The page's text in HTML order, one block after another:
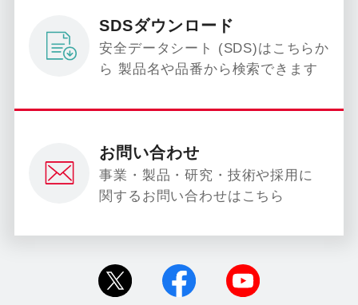
SDSダウンロード
安全データシート (SDS)はこちらか
ら 製品名や品番から検索できます
お問い合わせ
事業・製品・研究・技術や採用に
関するお問い合わせはこちら